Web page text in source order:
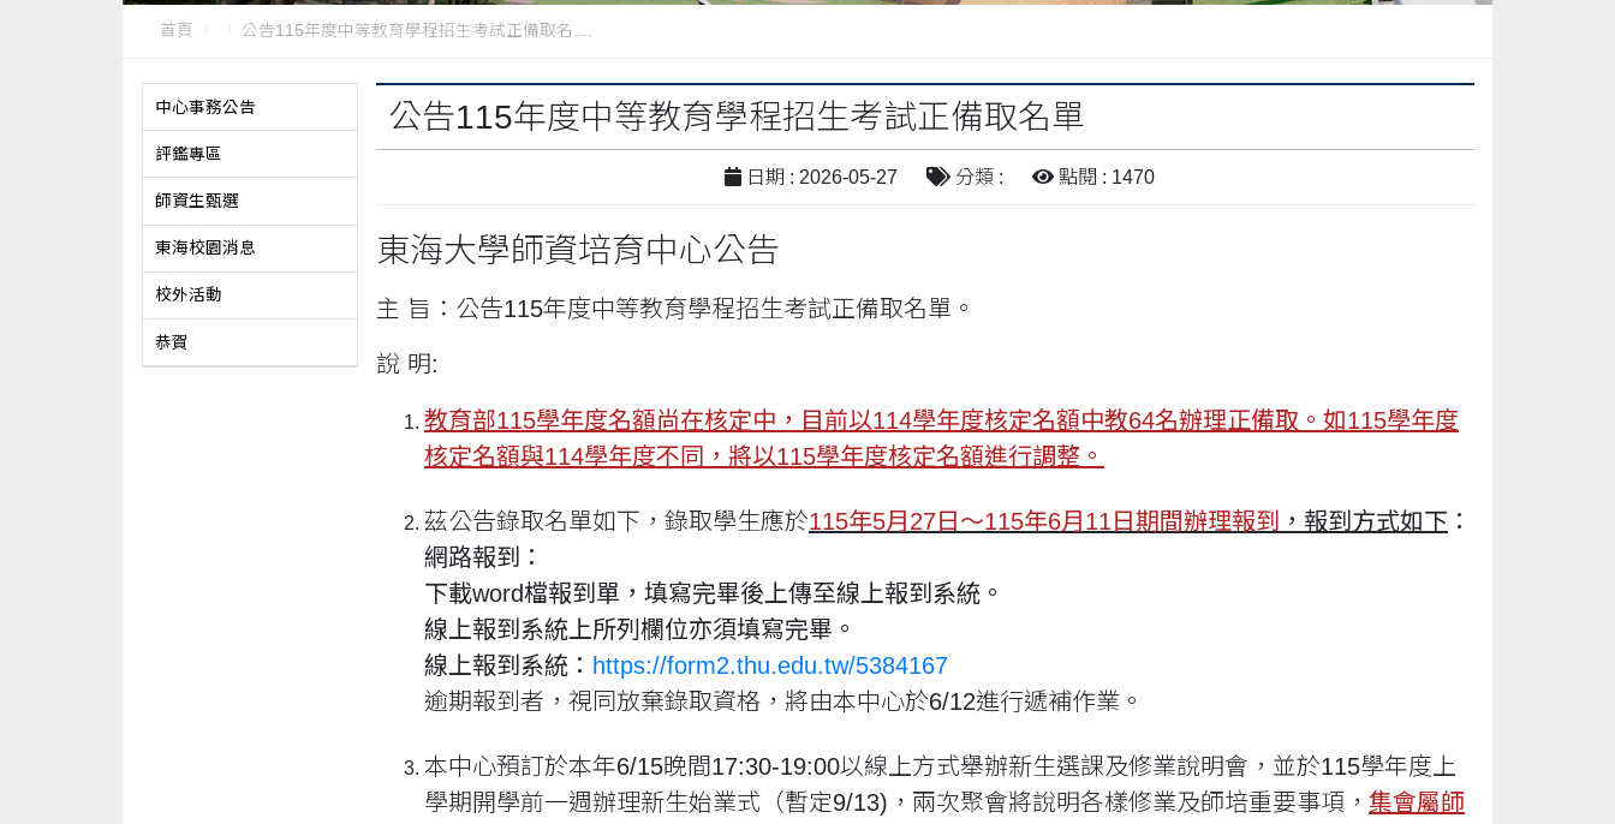
首頁 公告115年度中等教育學程招生考試正備取名....
中心事務公告
評鑑專區
師資生甄選
東海校園消息
校外活動
恭賀
公告115年度中等教育學程招生考試正備取名單
日期 : 2026-05-27 分類 : 點閱 : 1470
東海大學師資培育中心公告
主 旨：公告115年度中等教育學程招生考試正備取名單。
說 明:
教育部115學年度名額尚在核定中，目前以114學年度核定名額中教64名辦理正備取。如115學年度
核定名額與114學年度不同，將以115學年度核定名額進行調整。
茲公告錄取名單如下，錄取學生應於115年5月27日～115年6月11日期間辦理報到 ，報到方式如下 ：
網路報到：
下載word檔報到單，填寫完畢後上傳至線上報到系統。
線上報到系統上所列欄位亦須填寫完畢。
線上報到系統： https://form2.thu.edu.tw/5384167
逾期報到者，視同放棄錄取資格，將由本中心於6/12進行遞補作業。
本中心預訂於本年6/15晚間17:30-19:00以線上方式舉辦新生選課及修業說明會，並於115學年度上
學期開學前一週辦理新生始業式（暫定9/13)，兩次聚會將說明各樣修業及師培重要事項， 集會屬師